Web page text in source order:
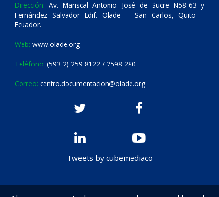
Dirección: Av. Mariscal Antonio José de Sucre N58-63 y
Fernández Salvador Edif. Olade – San Carlos, Quito –
Ecuador.
Web: www.olade.org
Teléfono: (593 2) 259 8122 / 2598 280
Correo: centro.documentacion@olade.org
Tweets by cubemediaco